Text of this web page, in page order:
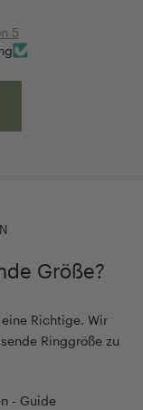
5
Größe?
Richtige. Wir
Ringgröße zu
- Guide